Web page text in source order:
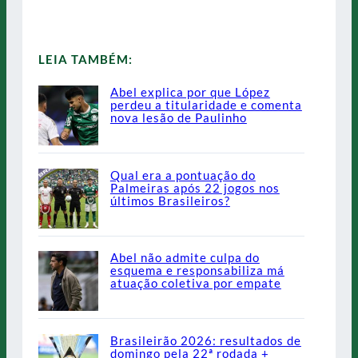
LEIA TAMBÉM:
Abel explica por que López
perdeu a titularidade e comenta
nova lesão de Paulinho
Qual era a pontuação do
Palmeiras após 22 jogos nos
últimos Brasileiros?
Abel não admite culpa do
esquema e responsabiliza má
atuação coletiva por empate
Brasileirão 2026: resultados de
domingo pela 22ª rodada +